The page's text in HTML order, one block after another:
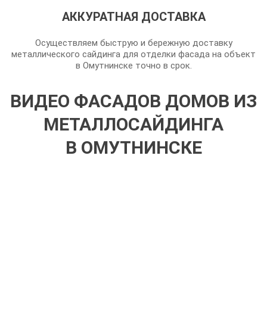
АККУРАТНАЯ ДОСТАВКА
Осуществляем быструю и бережную доставку
металлического сайдинга для отделки фасада на объект
в Омутнинске точно в срок.
ВИДЕО ФАСАДОВ ДОМОВ ИЗ
МЕТАЛЛОСАЙДИНГА
В ОМУТНИНСКЕ